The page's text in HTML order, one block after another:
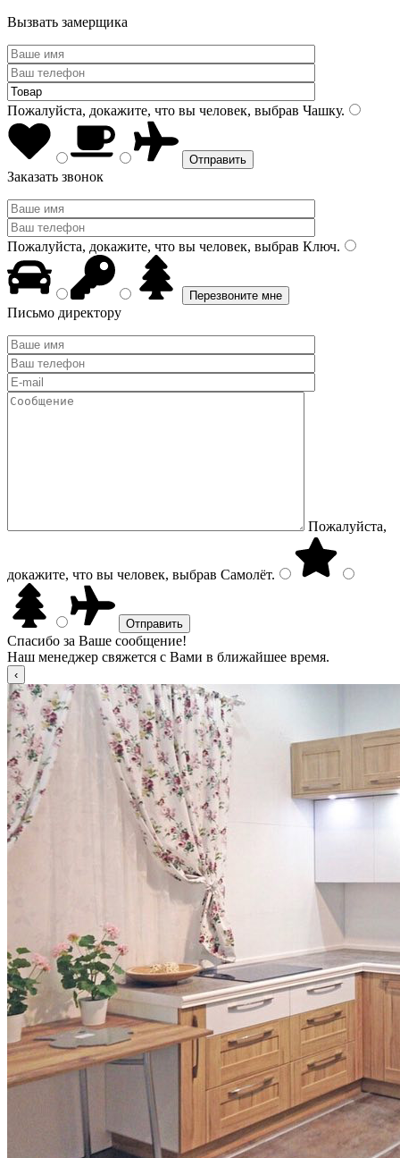
Вызвать замерщика
Пожалуйста, докажите, что вы человек, выбрав Чашку.
Заказать звонок
Пожалуйста, докажите, что вы человек, выбрав Ключ.
Письмо директору
Пожалуйста,
докажите, что вы человек, выбрав Самолёт.
Спасибо за Ваше сообщение!
Наш менеджер свяжется с Вами в ближайшее время.